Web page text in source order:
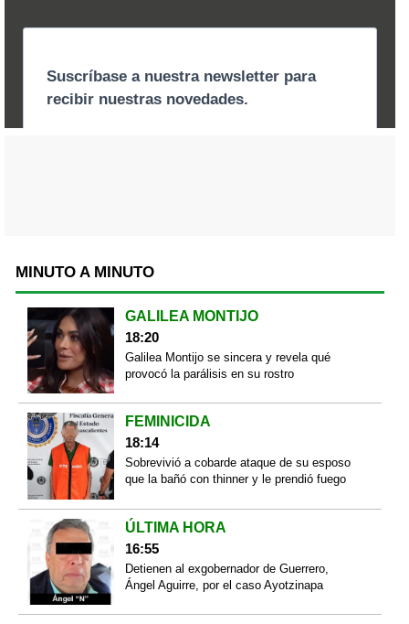
MINUTO A MINUTO
GALILEA MONTIJO
18:20
Galilea Montijo se sincera y revela qué
provocó la parálisis en su rostro
FEMINICIDA
18:14
Sobrevivió a cobarde ataque de su esposo
que la bañó con thinner y le prendió fuego
ÚLTIMA HORA
16:55
Detienen al exgobernador de Guerrero,
Ángel Aguirre, por el caso Ayotzinapa